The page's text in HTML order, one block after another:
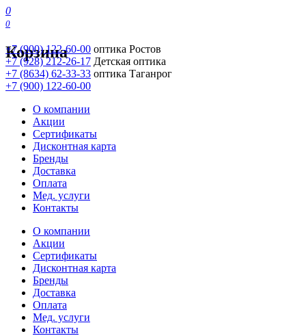
0
0
Корзина
+7 (900) 122-60-00 оптика Ростов
+7 (928) 212-26-17 Детская оптика
+7 (8634) 62-33-33 оптика Таганрог
+7 (900) 122-60-00
О компании
Акции
Сертификаты
Дисконтная карта
Бренды
Доставка
Оплата
Мед. услуги
Контакты
О компании
Акции
Сертификаты
Дисконтная карта
Бренды
Доставка
Оплата
Мед. услуги
Контакты